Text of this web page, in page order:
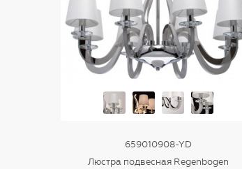
659010908-YD
Люстра подвесная Regenbogen